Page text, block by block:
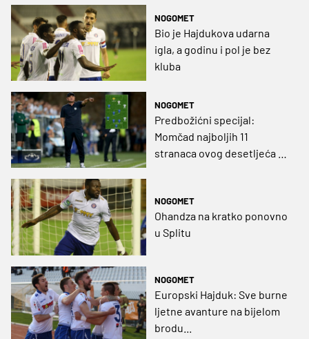
(GRAFIKA)
NOGOMET
Bio je Hajdukova udarna
igla, a godinu i pol je bez
kluba
NOGOMET
Predbožićni specijal:
Momčad najboljih 11
stranaca ovog desetljeća u
NOGOMET
Ohandza na kratko ponovno
u Splitu
NOGOMET
Europski Hajduk: Sve burne
ljetne avanture na bijelom
brodu...